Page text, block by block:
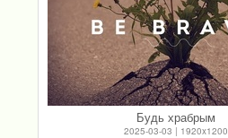
Будь храбрым
2025-03-03 | 1920x1200